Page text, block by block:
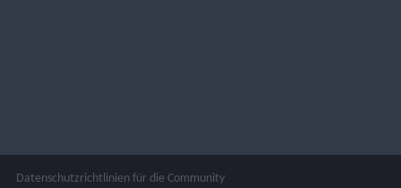
Datenschutzrichtlinien für die Community